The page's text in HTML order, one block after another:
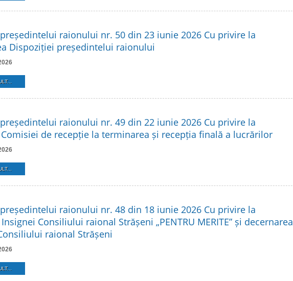
raionului nr. 50 din 23 iunie 2026 Cu privire la
Dispoziției președintelui raionului
raionului nr. 49 din 22 iunie 2026 Cu privire la
de recepție la terminarea și recepția finală a lucrărilor
raionului nr. 48 din 18 iunie 2026 Cu privire la
Consiliului raional Strășeni „PENTRU MERITE” și decernarea
raional Strășeni